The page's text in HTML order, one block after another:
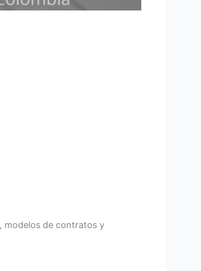
modelos de contratos y